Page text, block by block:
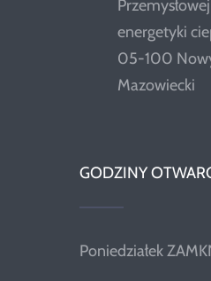
energetyki
05-100
Mazowiecki
GODZINY
Poniedziałek